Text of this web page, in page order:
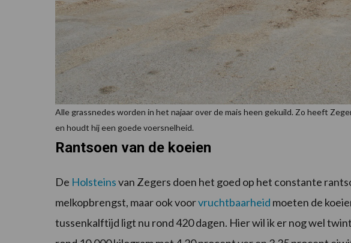
Alle grassnedes worden in het najaar over de mais heen gekuild. Zo heeft
en houdt hij een goede voersnelheid.
Rantsoen van de koeien
De Holsteinsvan Zegers doen het goed op het constante
melkopbrengst, maar ook voorvruchtbaarheid moeten de
tussenkalftijd ligt nu rond 420 dagen. Hier wil ik er nog wel